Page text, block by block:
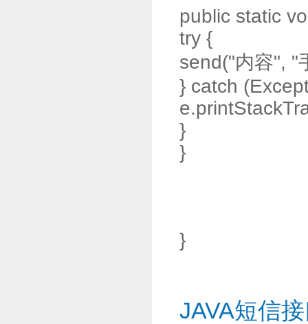
public static
try {
send("内容", "
} catch
}
}
}
JAVA短信